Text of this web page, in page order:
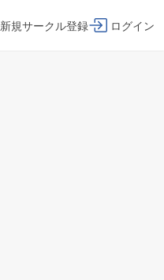
新規サークル登録 ログイン